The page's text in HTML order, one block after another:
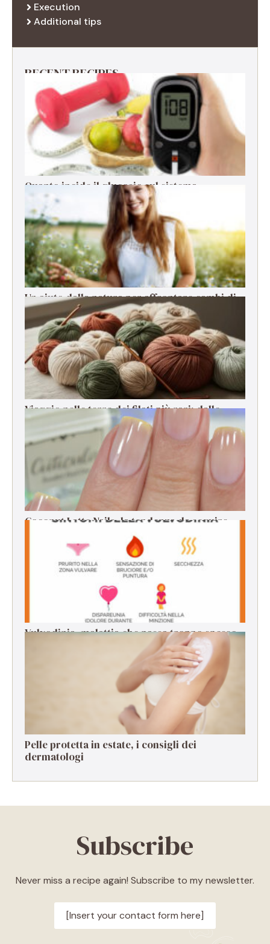
Execution
Additional tips
RECENT RECIPES
Quanto incide il glucosio sul sistema
immunitario?
Un aiuto dalla natura per affrontare cambi di
stagione, stress e cali di energia
Viaggio nelle terre dei filati più rari: dalle
origini alla filatura
Coconut Latte Nails, la tendenza da seguire
Vulvodinia, malattia che passa troppo spesso
Pelle protetta in estate, i consigli dei
dermatologi
Subscribe
Never miss a recipe again! Subscribe to my newsletter.
[Insert your contact form here]